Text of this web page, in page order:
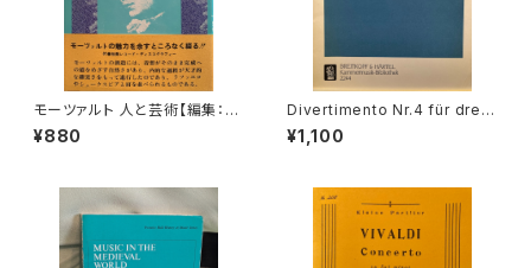
モーツァルト 人と芸術【編集：音
楽現代】出版社：芸術現代社 昭
和51年
¥880
Divertimento Nr.4 für drei
Basetthörner(zwei klarinet
ten und Fagotto oder drei
madeus Mozart】出版社：BR
EITKOPF&HÄRTEL 1987年
¥1,100